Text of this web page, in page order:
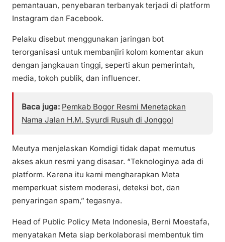
pemantauan, penyebaran terbanyak terjadi di platform
Instagram dan Facebook.
Pelaku disebut menggunakan jaringan bot
terorganisasi untuk membanjiri kolom komentar akun
dengan jangkauan tinggi, seperti akun pemerintah,
media, tokoh publik, dan influencer.
Baca juga: Pemkab Bogor Resmi Menetapkan
Nama Jalan H.M. Syurdi Rusuh di Jonggol
Meutya menjelaskan Komdigi tidak dapat memutus
akses akun resmi yang disasar. “Teknologinya ada di
platform. Karena itu kami mengharapkan Meta
memperkuat sistem moderasi, deteksi bot, dan
penyaringan spam,” tegasnya.
Head of Public Policy Meta Indonesia, Berni Moestafa,
menyatakan Meta siap berkolaborasi membentuk tim